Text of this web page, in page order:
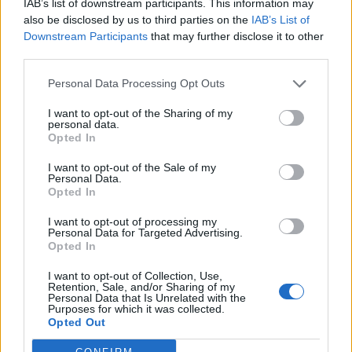
IAB’s list of downstream participants. This information may
also be disclosed by us to third parties on the IAB’s List of
Downstream Participants that may further disclose it to other
Personal Data Processing Opt Outs
I want to opt-out of the Sharing of my
personal data.
Opted In
I want to opt-out of the Sale of my
Personal Data.
Opted In
I want to opt-out of processing my
Personal Data for Targeted Advertising.
Opted In
I want to opt-out of Collection, Use,
Retention, Sale, and/or Sharing of my
Personal Data that Is Unrelated with the
Purposes for which it was collected.
Opted Out
δυτικά, στην περιοχή της Ηπείρου και
του βορείου Ιονίου, ενώ στις
υπόλοιπες περιοχές αναμένουμε
μεγάλα διαστήματα με ηλιοφάνεια.
Το Σαββατοκύριακο έρχεται μια θερμή
ανεβάσει τη θερμοκρασία, ακόμη και
πάνω από τους 22-23 βαθμούς
Κελσίου, παρά τις αραιές κατά τόπους
συννεφιές. Παράλληλα, αναμένεται